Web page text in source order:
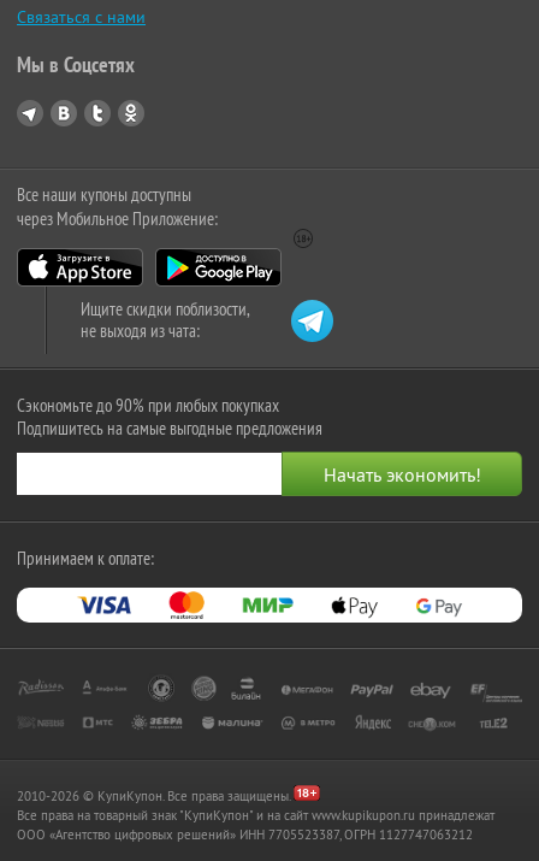
Связаться с нами
Мы в Соцсетях
Все наши купоны доступны
через Мобильное Приложение:
Ищите скидки поблизости,
не выходя из чата:
Сэкономьте до 90% при любых покупках
Подпишитесь на самые выгодные предложения
Принимаем к оплате:
2010-2026 © КупиКупон. Все права защищены.
Все права на товарный знак "КупиКупон" и на сайт www.kupikupon.ru принадлежат
OOO «Агентство цифровых решений» ИНН 7705523387, ОГРН 1127747063212